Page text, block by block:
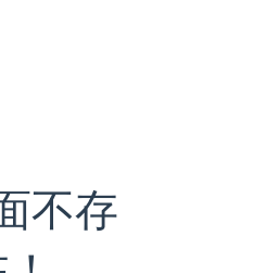
不存